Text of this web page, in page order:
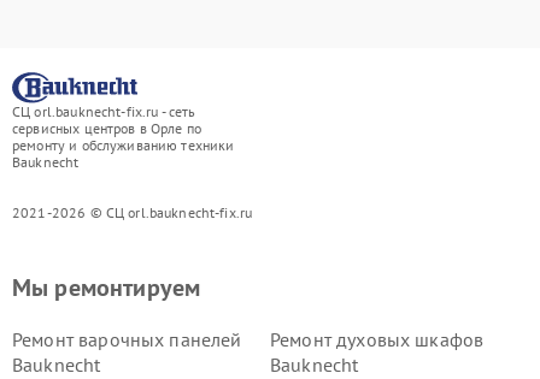
СЦ orl.bauknecht-fix.ru - сеть
сервисных центров в Орле по
ремонту и обслуживанию техники
Bauknecht
2021-2026 © СЦ orl.bauknecht-fix.ru
Мы ремонтируем
Ремонт варочных панелей
Bauknecht
Ремонт духовых шкафов
Bauknecht